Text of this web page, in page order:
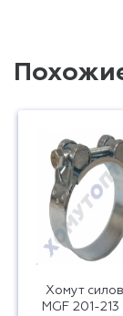
Хомут
MGF 201-